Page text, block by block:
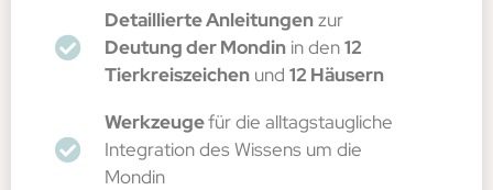
Detaillierte Anleitungenzur
Deutung der Mondin in den12
Tierkreiszeichen und 12 Häusern
Werkzeugefür die alltagstaugliche
Integration des Wissens um die
Mondin